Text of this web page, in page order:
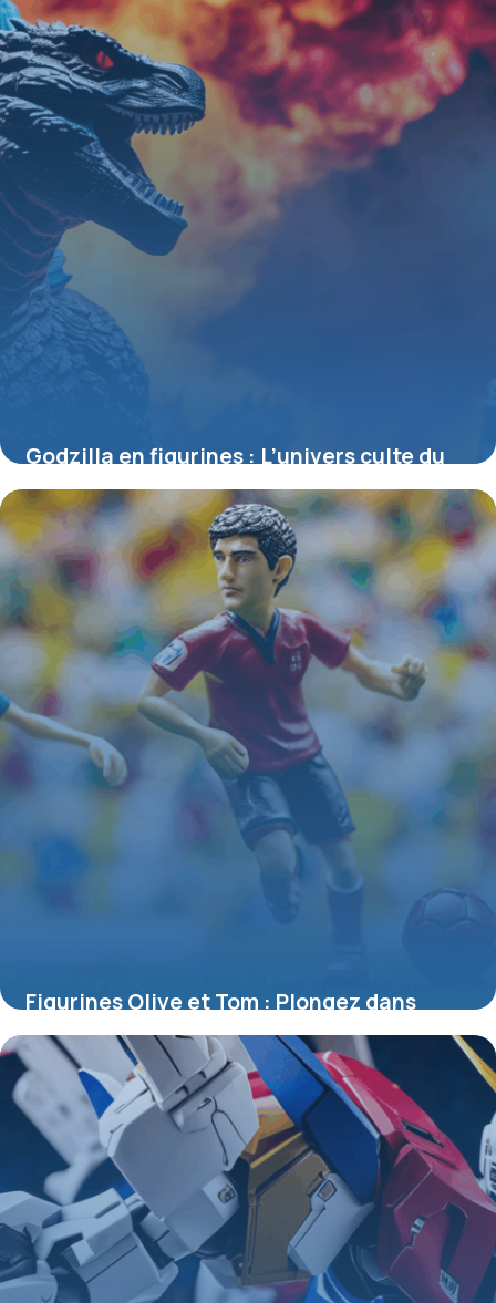
Godzilla en figurines : L’univers culte du
roi des monstres à collectionner
4 juillet 2025
Figurines Olive et Tom : Plongez dans
l’univers légendaire du football manga
4 juillet 2025